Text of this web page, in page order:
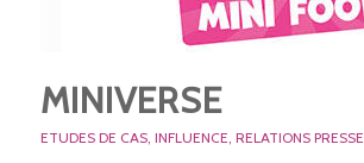
MINIVERSE
ETUDES DE CAS, INFLUENCE RELATIONS PRESSE